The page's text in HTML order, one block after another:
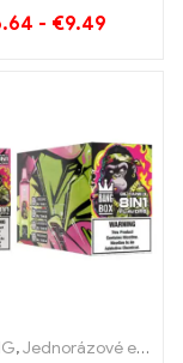
kombinace
- €9.49
,Jednorázové e-
,Jednorázové e-cigarety